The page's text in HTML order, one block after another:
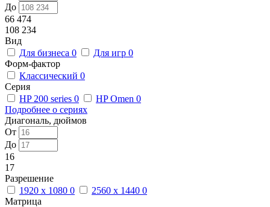
До
66 474
108 234
Вид
Для бизнеса 0 Для игр 0
Форм-фактор
Классический 0
Серия
HP 200 series 0 HP Omen 0
Подробнее о сериях
Диагональ, дюймов
От
До
16
17
Разрешение
1920 x 1080 0 2560 x 1440 0
Матрица